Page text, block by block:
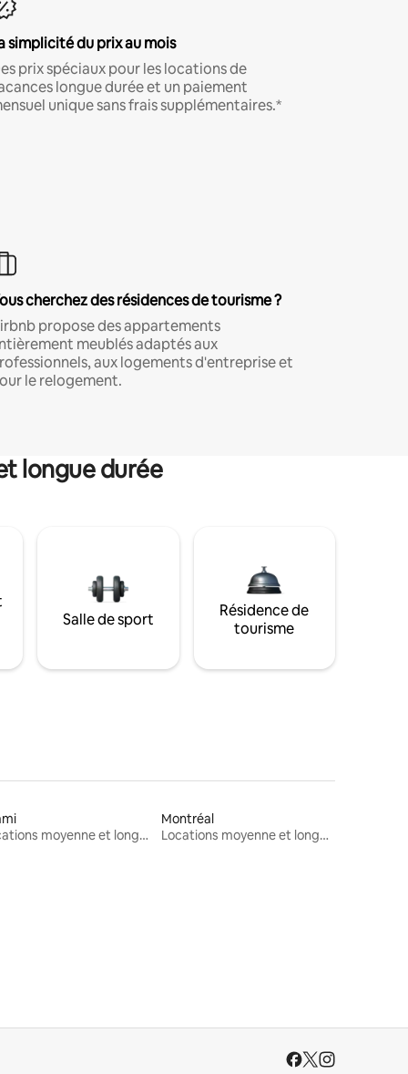
simplicité du prix au mois
prix spéciaux pour les locations de
longue durée et un paiement
unique sans frais supplémentaires.*
cherchez des résidences de tourisme ?
propose des appartements
meublés adaptés aux
aux logements d'entreprise et
le relogement.
longue durée
Salle de sport
Résidence de
tourisme
Locations moyenne et longue durée
Montréal
Locations moyenne et longue durée